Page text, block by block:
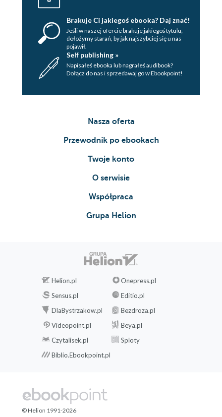
Brakuje Ci jakiegoś ebooka? Daj znać!
Jeśli w naszej ofercie brakuje jakiegoś tytulu,
dołożymy starań, by jak najszybciej się u nas
pojawił.
Self publishing »
Napisałeś ebooka lub nagrałeś audibook?
Dołącz do nas i sprzedawaj go w Ebookpoint!
Nasza oferta
Przewodnik po ebookach
Twoje konto
O serwisie
Współpraca
Grupa Helion
Helion.pl
Onepress.pl
Sensus.pl
Editio.pl
DlaBystrzakow.pl
Bezdroza.pl
Videopoint.pl
Beya.pl
Czytalisek.pl
Sploty
Biblio.Ebookpoint.pl
© Helion 1991-2026